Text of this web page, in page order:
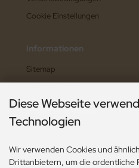
Cookie Einstellungen
Informationen
Sitemap
Widerruf erklären
Zahlungsarten
Diese Webseite
Technologien
Wir verwenden Cookies und
Drittanbietern, um die ordentliche